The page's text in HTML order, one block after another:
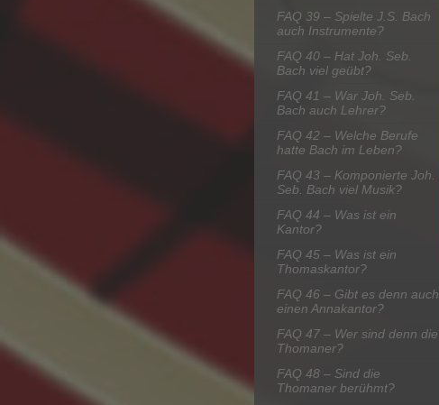
FAQ 39 – Spielte J.S. Bach
auch Instrumente?
FAQ 40 – Hat Joh. Seb.
Bach viel geübt?
FAQ 41 – War Joh. Seb.
Bach auch Lehrer?
FAQ 42 – Welche Berufe
hatte Bach im Leben?
FAQ 43 – Komponierte Joh.
Seb. Bach viel Musik?
FAQ 44 – Was ist ein
Kantor?
FAQ 45 – Was ist ein
Thomaskantor?
FAQ 46 – Gibt es denn auch
einen Annakantor?
FAQ 47 – Wer sind denn die
Thomaner?
FAQ 48 – Sind die
Thomaner berühmt?